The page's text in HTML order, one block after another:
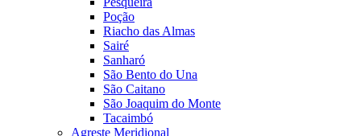
Poção
Riacho das Almas
Sairé
Sanharó
São Bento do Una
São Caitano
São Joaquim do Monte
Tacaimbó
Agreste Meridional